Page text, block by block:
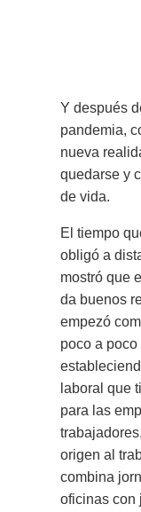
Y después
pandemia,
nueva
quedarse y
de vida.
El tiempo
obligó a
mostró que
da buenos
empezó
poco a
laboral que
para las
origen al
combina
oficinas con